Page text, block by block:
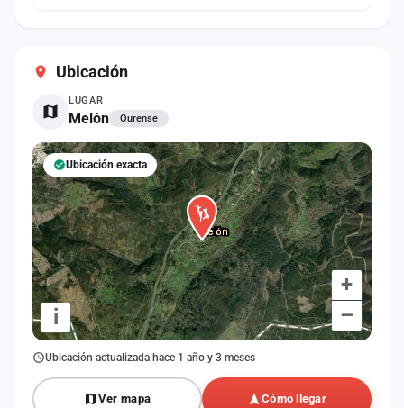
Ubicación
LUGAR
Melón Ourense
+
–
i
Ubicación exacta
Ubicación actualizada hace 1 año y 3 meses
Ver mapa Cómo llegar